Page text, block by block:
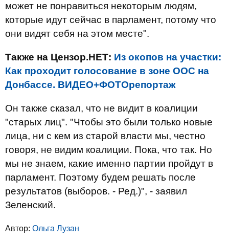
может не понравиться некоторым людям,
которые идут сейчас в парламент, потому что
они видят себя на этом месте".
Также на Цензор.НЕТ: Из окопов на участки:
Как проходит голосование в зоне ООС на
Донбассе. ВИДЕО+ФОТОрепортаж
Он также сказал, что не видит в коалиции
"старых лиц". "Чтобы это были только новые
лица, ни с кем из старой власти мы, честно
говоря, не видим коалиции. Пока, что так. Но
мы не знаем, какие именно партии пройдут в
парламент. Поэтому будем решать после
результатов (выборов. - Ред.)", - заявил
Зеленский.
Автор: Ольга Лузан